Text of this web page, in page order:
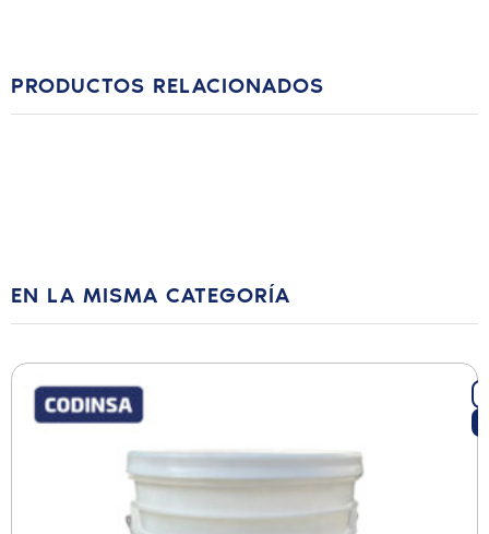
PRODUCTOS RELACIONADOS
EN LA MISMA CATEGORÍA